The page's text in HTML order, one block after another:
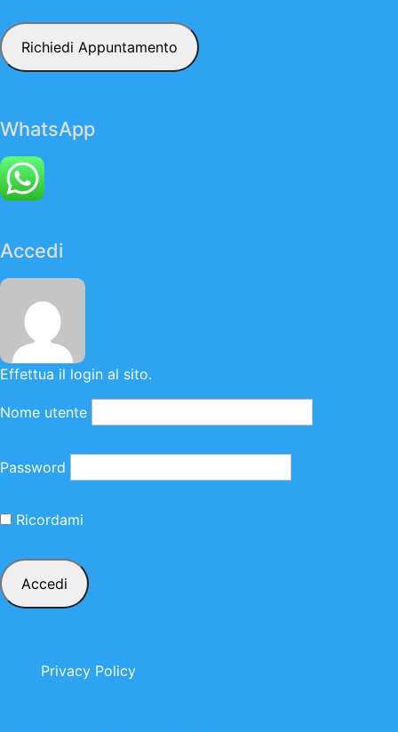
WhatsApp
Accedi
Effettua il login al sito.
Nome utente
Password
Ricordami
Privacy Policy